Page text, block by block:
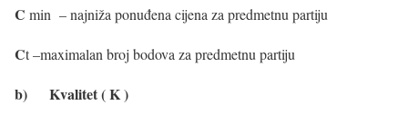
C min – najniža ponuđena cijena za predmetnu partiju
Ct –maximalan broj bodova za predmetnu partiju
b) Kvalitet ( K )